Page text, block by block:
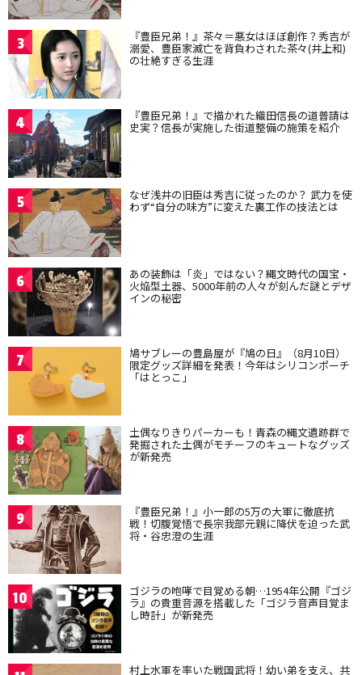
3 『豊臣兄弟！』茶々＝悪女はほぼ創作？秀吉が
溺愛、豊臣家滅亡を背負わされた茶々(井上和)
の壮絶すぎる生涯
4 『豊臣兄弟！』で描かれた織田信長の道普請は
史実？信長が実施した街道整備の施策を紹介
5 なぜ浅井の旧臣は秀吉に従ったのか？ 武力を使
わず“自分の味方”に変えた裏工作の技法とは
6 あの装飾は「炎」ではない？縄文時代の国宝・
火焔型土器、5000年前の人々が刻んだ謎とデザ
インの秘密
7 鳩サブレーの豊島屋が『鳩の日』（8月10日）
限定グッズ詳細を発表！今年はシリコンポーチ
「はとっこ」
8 土偶なりきりパーカーも！青森の縄文遺跡群で
発掘された土偶がモチーフのキュートなグッズ
が新発売
9 『豊臣兄弟！』小一郎の5万の大軍に徹底抗
戦！切腹覚悟で長宗我部元親に降伏を迫った武
将・谷忠澄の生涯
10 ゴジラの咆哮で目覚める朝…1954年公開『ゴジ
ラ』の貴重音源を搭載した「ゴジラ音声目覚ま
し時計」が新発売
村上水軍を率いた戦国武将！幼い弟を支え、共